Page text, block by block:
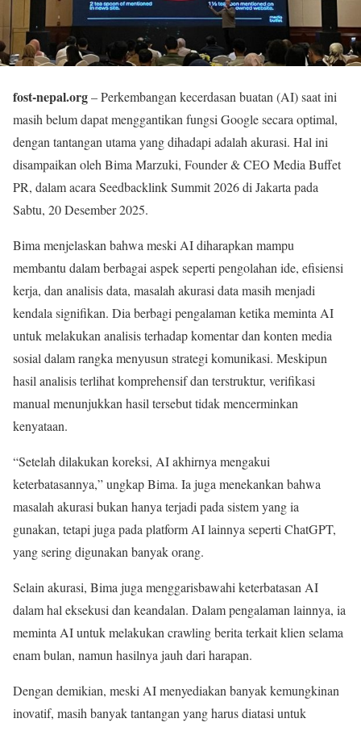
fost-nepal.org– Perkembangan kecerdasan buatan (AI) saat ini
masih belum dapat menggantikan fungsi Google secara optimal,
dengan tantangan utama yang dihadapi adalah akurasi. Hal ini
disampaikan oleh Bima Marzuki, Founder & CEO Media Buffet
PR, dalam acara Seedbacklink Summit 2026 di Jakarta pada
Sabtu, 20 Desember 2025.
Bima menjelaskan bahwa meski AI diharapkan mampu
membantu dalam berbagai aspek seperti pengolahan ide, efisiensi
kerja, dan analisis data, masalah akurasi data masih menjadi
kendala signifikan. Dia berbagi pengalaman ketika meminta AI
untuk melakukan analisis terhadap komentar dan konten media
sosial dalam rangka menyusun strategi komunikasi. Meskipun
hasil analisis terlihat komprehensif dan terstruktur, verifikasi
manual menunjukkan hasil tersebut tidak mencerminkan
kenyataan.
“Setelah dilakukan koreksi, AI akhirnya mengakui
keterbatasannya,” ungkap Bima. Ia juga menekankan bahwa
masalah akurasi bukan hanya terjadi pada sistem yang ia
gunakan, tetapi juga pada platform AI lainnya seperti ChatGPT,
yang sering digunakan banyak orang.
Selain akurasi, Bima juga menggarisbawahi keterbatasan AI
dalam hal eksekusi dan keandalan. Dalam pengalaman lainnya, ia
meminta AI untuk melakukan crawling berita terkait klien selama
enam bulan, namun hasilnya jauh dari harapan.
Dengan demikian, meski AI menyediakan banyak kemungkinan
inovatif, masih banyak tantangan yang harus diatasi untuk